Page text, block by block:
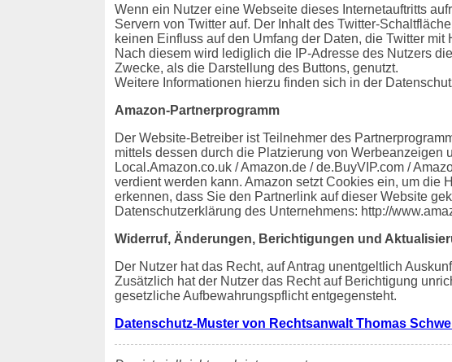
Wenn ein Nutzer eine Webseite dieses Internetauftritts
Servern von Twitter auf. Der Inhalt des Twitter-
keinen Einfluss auf den Umfang der Daten, die Twitter
Nach diesem wird lediglich die IP-Adresse des Nutzers
Zwecke, als die Darstellung des Buttons, genutzt.
Weitere Informationen hierzu finden sich in der
Amazon-Partnerprogramm
Der Website-Betreiber ist Teilnehmer des
mittels dessen durch die Platzierung von Werbeanzeigen
Local.Amazon.co.uk / Amazon.de / de.BuyVIP.com /
verdient werden kann. Amazon setzt Cookies ein, um die
erkennen, dass Sie den Partnerlink auf dieser Website
Datenschutzerklärung des Unternehmens: http://
Widerruf, Änderungen, Berichtigungen und
Der Nutzer hat das Recht, auf Antrag unentgeltlich
Zusätzlich hat der Nutzer das Recht auf Berichtigung
gesetzliche Aufbewahrungspflicht entgegensteht.
Datenschutz-Muster von Rechtsanwalt Thomas